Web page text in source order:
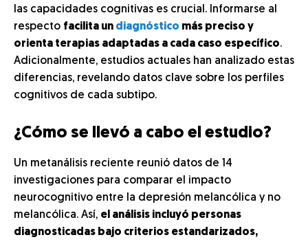
las capacidades cognitivas es crucial. Informarse al
respecto facilita un diagnóstico más preciso y
orienta terapias adaptadas a cada caso específico.
Adicionalmente, estudios actuales han analizado estas
diferencias, revelando datos clave sobre los perfiles
cognitivos de cada subtipo.
¿Cómo se llevó a cabo el estudio?
Un metanálisis reciente reunió datos de 14
investigaciones para comparar el impacto
neurocognitivo entre la depresión melancólica y no
melancólica. Así, el análisis incluyó personas
diagnosticadas bajo criterios estandarizados,